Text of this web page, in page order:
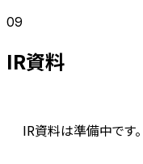
09
IR資料
IR資料は準備中です。